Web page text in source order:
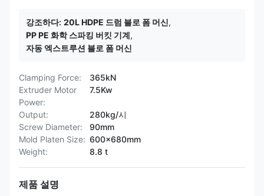
강조하다: 20L HDPE 드럼 블로 폼 머신,
PP PE 화학 스파킹 버킷 기계,
자동 엑스트루션 블로 폼 머신
Clamping Force:
365kN
Extruder Motor
Power:
7.5Kw
Output:
280kg/시
Screw Diameter:
90mm
Mold Platen Size: 600x680mm
Weight:
8.8 t
제품 설명